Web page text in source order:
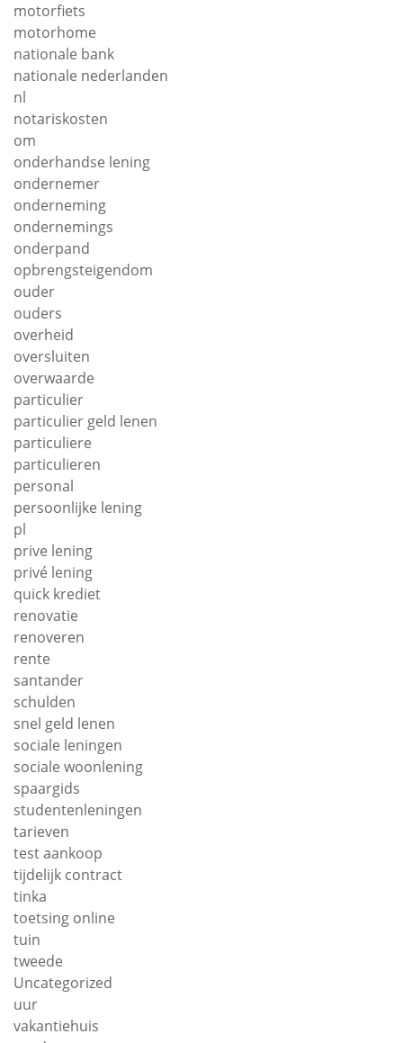
motorfiets
motorhome
nationale bank
nationale nederlanden
nl
notariskosten
om
onderhandse lening
ondernemer
onderneming
ondernemings
onderpand
opbrengsteigendom
ouder
ouders
overheid
oversluiten
overwaarde
particulier
particulier geld lenen
particuliere
particulieren
personal
persoonlijke lening
pl
prive lening
privé lening
quick krediet
renovatie
renoveren
rente
santander
schulden
snel geld lenen
sociale leningen
sociale woonlening
spaargids
studentenleningen
tarieven
test aankoop
tijdelijk contract
tinka
toetsing online
tuin
tweede
Uncategorized
uur
vakantiehuis